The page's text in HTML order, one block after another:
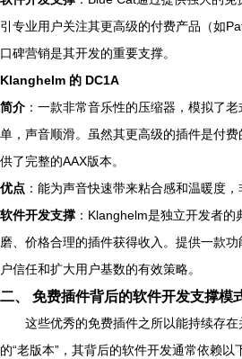
引专业用户关注其更高级的付费产品（如
口碑营销是其开发的重要支撑。
Klanghelm 的 DC1A
简介 ：一款非常音乐性的压缩器，模拟了
单，声音顺滑。虽然其更高级的插件是付
供了完整的AAX版本。
优点 ：能为声音快速带来粘合感和温暖度，
软件开发支撑 ：Klanghelm是独立开发者
磨、价格合理的插件获得收入。提供一款
户信任和扩大用户基数的有效策略。
二、 免费插件背后的软件开发支撑模
这些优秀的免费插件之所以能持续存
的“老版本”，其背后的软件开发通常依赖以